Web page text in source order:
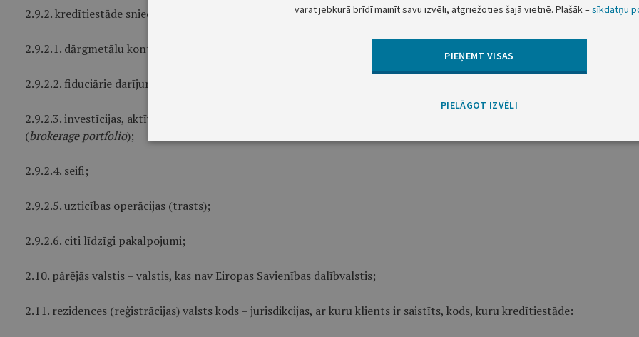
2.9.2. kredītiestāde sniedz klientam vismaz vienu no šādiem pakalpojumiem:
2.9.2.1. dārgmetālu konti;
2.9.2.2. fiduciārie darījumi, fiduciārais depozīts vai fiduciārais kredīts;
2.9.2.3. investīcijas, aktīvu pārvaldīšana un glabāšana, tai skaitā brokeru pakalpojumi, portfeļa pārvaldīšana klienta
(brokerage portfolio);
2.9.2.4. seifi;
2.9.2.5. uzticības operācijas (trasts);
2.9.2.6. citi līdzīgi pakalpojumi;
2.10. pārējās valstis – valstis, kas nav Eiropas Savienības dalībvalstis;
2.11. rezidences (reģistrācijas) valsts kods – jurisdikcijas, ar kuru klients ir saistīts, kods, kuru kredītiestāde:
varat jebkurā brīdī mainīt savu izvēli, atgriežoties šajā vietnē. Plašāk –sīkdatņu
PIEŅEMT VISAS
PIELĀGOT IZVĒLI